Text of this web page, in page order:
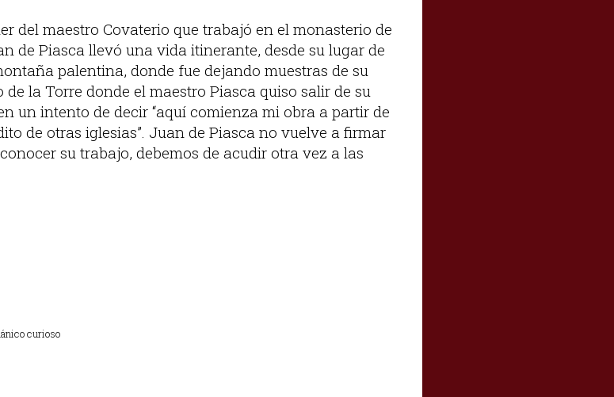
del maestro Covaterio que trabajó en el monasterio de
de Piasca llevó una vida itinerante, desde su lugar de
palentina, donde fue dejando muestras de su
de la Torre donde el maestro Piasca quiso salir de su
un intento de decir “aquí comienza mi obra a partir de
de otras iglesias”. Juan de Piasca no vuelve a firmar
su trabajo, debemos de acudir otra vez a las
curioso